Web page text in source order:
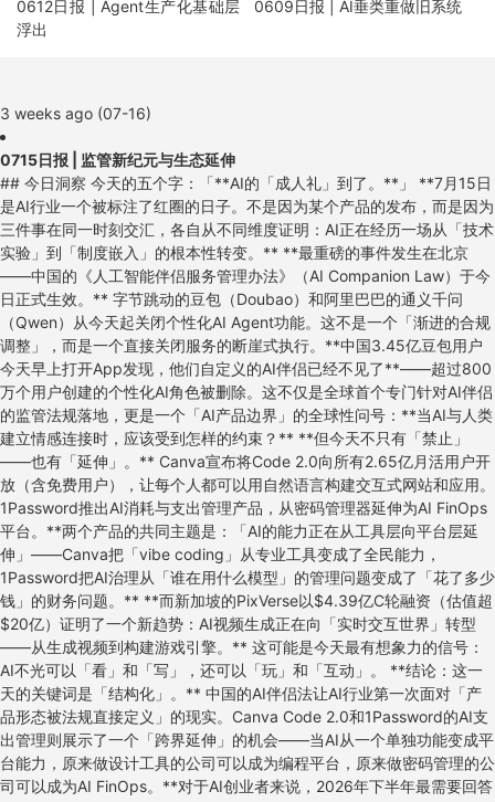
0612日报 | Agent生产化基础层
浮出
0609日报 | AI垂类重做旧系统
3 weeks ago (07-16)
0715日报 | 监管新纪元与生态延伸
## 今日洞察 今天的五个字：「**AI的「成人礼」到了。**」 **7月15日是AI行业一个被标注了红圈的日子。不是因为某个产品的发布，而是因为三件事在同一时刻交汇，各自从不同维度证明：AI正在经历一场从「技术实验」到「制度嵌入」的根本性转变。** **最重磅的事件发生在北京——中国的《人工智能伴侣服务管理办法》（AI Companion Law）于今日正式生效。** 字节跳动的豆包（Doubao）和阿里巴巴的通义千问（Qwen）从今天起关闭个性化AI Agent功能。这不是一个「渐进的合规调整」，而是一个直接关闭服务的断崖式执行。**中国3.45亿豆包用户今天早上打开App发现，他们自定义的AI伴侣已经不见了**——超过800万个用户创建的个性化AI角色被删除。这不仅是全球首个专门针对AI伴侣的监管法规落地，更是一个「AI产品边界」的全球性问号：**当AI与人类建立情感连接时，应该受到怎样的约束？** **但今天不只有「禁止」——也有「延伸」。** Canva宣布将Code 2.0向所有2.65亿月活用户开放（含免费用户），让每个人都可以用自然语言构建交互式网站和应用。1Password推出AI消耗与支出管理产品，从密码管理器延伸为AI FinOps平台。**两个产品的共同主题是：「AI的能力正在从工具层向平台层延伸」——Canva把「vibe coding」从专业工具变成了全民能力，1Password把AI治理从「谁在用什么模型」的管理问题变成了「花了多少钱」的财务问题。** **而新加坡的PixVerse以$4.39亿C轮融资（估值超$20亿）证明了一个新趋势：AI视频生成正在向「实时交互世界」转型——从生成视频到构建游戏引擎。** 这可能是今天最有想象力的信号：AI不光可以「看」和「写」，还可以「玩」和「互动」。 **结论：这一天的关键词是「结构化」。** 中国的AI伴侣法让AI行业第一次面对「产品形态被法规直接定义」的现实。Canva Code 2.0和1Password的AI支出管理则展示了一个「跨界延伸」的机会——当AI从一个单独功能变成平台能力，原来做设计工具的公司可以成为编程平台，原来做密码管理的公司可以成为AI FinOps。**对于AI创业者来说，2026年下半年最需要回答的问题是：你的产品在「禁止」和「延伸」之间，站在哪一边？——你是在监管的灰色地带找机会，还是在能力延伸的蓝海里建围墙？** --- ## 1. [中国AI伴侣法正式生效——豆包与通义千问关闭个性化AI Agent](https://www.scmp.com/tech/big-tech/article/3359482/bytedance-and-alibaba-disable-humanlike-ai-custom-agents-new-rules-loom)（行业洞察 / 全球首个AI伴侣专门法规） ![China AI Companion Law](https://raw.githubusercontent.com/Selei1983/ai-daily-news/main/daily/images/0715-china-ai-law.png) 🔗 链接：[SCMP](https://www.scmp.com/tech/big-tech/article/3359482/bytedance-and-alibaba-disable-humanlike-ai-custom-agents-new-rules-loom) | [Bloomberg](https://www.bloomberg.com/news/articles/2026-07-06/bytedance-alibaba-pull-ai-companions-as-beijing-tightens-rules) | [TechTimes](https://www.techtimes.com/articles/319703/20260704/china-ai-companion-law-arrives-july-15-doubao-qwen-agent-data-will-deleted.htm) | [The Next Web](https://thenextweb.com/news/china-humanlike-ai-agent-rules) **动态**：**今天（7月15日），中国的《人工智能伴侣服务管理办法》正式生效。** 字节跳动向其3.45亿豆包用户发送通知：个性化AI Agent功能即日起关闭，用户创建的自定义AI角色（超过800万个）将被删除。阿里巴巴的通义千问同步执行类似调整。用户需在7月15日前导出聊天记录，逾期数据将被删除。该法规由中国国家互联网信息办公室（CAC）发布，被业内称为「全球首个针对AI伴侣的专门立法」。 **做什么的**：AI伴侣服务——那些能与用户建立长期情感关系的AI聊天机器人（类似Character.ai、Replika的模式）——在中国被纳入专门监管框架。法规的核心要求：禁止为未成年人提供AI伴侣服务；禁止AI伴侣进行「诱导性情感互动」；服务提供商必须对AI对话进行内容审核；建立未成年人防沉迷机制。ByteDance和Alibaba选择了「一刀切」式的合规——直接关闭功能而非调整功能，因为「部分合规」的风险高于「完全下线」。 **为什么值得关注**： - **全球AI监管的「中国实验」今天正式开始。** 这不是一部「框架性法律」——它是针对一个具体AI产品类别的**执行性行政规章**。**这意味着：中国监管机构认为AI伴侣不是一个技术功能，而是一个应该被单独监管的「产品类别」。** 这个思路与欧盟的AI Act将AI系统按风险等级分类类似，但在执行层面更加激进——不是「设定安全标准让产品合规运行」，而是「直接关闭不符合法规的产品形态」。**对于全球AI创业者，这是一个范式级的信号：监管机构正在学习如何精准打击特定产品形态，而不仅仅是设定通用安全标准。** 如果你的AI产品涉及情感陪伴、虚拟角色、儿童互动——现在就应该开始看中国的法规文本，因为其他国家的监管机构也会参考。 - **3.45亿用户的产品功能被直接关闭——这是一个「监管价值」vs「用户价值」的终极测试。** 豆包是中国最受欢迎的AI聊天应用，3.45亿月活用户。**当监管要求关闭一个用户使用的功能时，用户怎么反应？** 这将是AI行业第一次大规模观察「用户对AI监管的态度」——如果用户反弹强烈，它会影响其他国家的监管者；如果用户平静接受（或者转移到其他合规产品），它将为其他国家提供「AI情感关系立法是可行的」的证据。**对于聚焦AI伴侣赛道的创业者来说，中国市场的这个实验是你们必须跟踪的实时案例研究。** - **法规生效时机与OpenAI的家庭化战略形成镜像。** 上周OpenAI刚刚招聘家庭产品经理（准备将ChatGPT推向家庭场景），本周中国就禁止了AI伴侣服务中的情感互动。**一个是「AI进入家庭」，一个是「AI离开家庭」——两个世界对同一问题的不同回答。** 这清晰地展示了跨文化AI监管的分歧：中国选择「限制AI的情感连接」，美国选择（至少目前）「通过公司自我监管来管理AI的情感影响」。**对于全球化的AI创业者，这意味着你的产品可能需要「监管多版本」——在中国合规版本、在美国可信任版本、在欧盟安全版本。** - **数据删除条款是所有AI SaaS产品的「合规边界」警示。** 法规要求服务提供商在新规生效后删除用户的AI伴侣数据和聊天记录——除非用户主动导出。**这意味着AI伴侣服务不是「暂停」，而是「删除」——用户与AI建立的情感连接，不仅仅是沟通中断，而是记忆被删除。** 这对所有涉及用户长期数据的AI产品都是一个警示：你的用户数据管理策略需要为「监管导致的删除」做好准备。 - 对创业者的启发： **① 如果你在做AI伴侣/情感陪伴类产品，现在是时候研究中国的法规文本了——它不仅决定了中国市场的规则，也可能被其他国家借鉴；② 「AI伴侣」这个产品品类的合规成本正在急剧上升——创业公司需要评估「做AI伴侣」在2026年下半年的合规可行性；③ 中国3.45亿豆包用户「失去」AI伴侣后去哪里？——如果有一个合规的替代产品出现，将获得巨大的用户迁移红利；④ 这个事件说明：AI监管不再是「未来的问题」，而是「今天的问题」——每个AI创业者都应该在产品规划中纳入「监管情景分析」。** **类比参考**：**「AI行业的「未成年人保护法」时刻 / 从「无监管的野生长跑」到「划好跑道的标准赛」」** --- ## 2. [Canva Code 2.0向所有用户开放——AI网站构建进入「全民时代」](https://venturebeat.com/technology/canva-launches-code-2-0-offering-ai-website-building-to-every-user-including-free-accounts)（新产品 / Canva的「vibe coding」全面进攻） ![Canva Code 2.0](https://raw.githubusercontent.com/Selei1983/ai-daily-news/main/daily/images/canva-code.png) 🔗 链接：[VentureBeat](https://venturebeat.com/technology/canva-launches-code-2-0-offering-ai-website-building-to-every-user-including-free-accounts) | [Canva官方](https://www.canva.com/newsroom/news/Canva-Code/) | [9to5Mac](https://9to5mac.com/2026/07/14/canva-code-2-0-adds-visual-editing-html-imports-and-real-time-collaboration/) **动态**：7月14日，Canva正式发布 **Code 2.0**——AI驱动的网站和应用构建工具的全面升级。**核心变化：Code 2.0向所有2.65亿月活用户开放，包括免费用户。** 新增功能包括：拖拽式可视化编辑、HTML代码导入、生成速度提升75%、超过50个全新交互模板、以及将编码项目直接嵌入到设计项目中的能力。CEO Danny Wu在VentureBeat采访中明确表示：「我们瞄准的是非技术用户——Canva Code不是给开发者用的工具。」 **做什么的**：Canva Code 2.0是一个「一句话生成交互式网站」的工具。用户用自然语言描述需求（如「创建一个活动注册页面，包含时间和地点」），AI即时生成完整的交互式网站，然后用户可以直接在Canva熟悉的拖拽界面上修改文字、替换图片、调整颜色——不需要接触任何代码。竞争对手包括Lovable（年化ARR约$4亿）、Replit（估值$90亿）和Bolt.new。 **为什么值得关注**： - **Canva的入场方式很聪明——不是「更好的代码生成器」，而是「更低的使用门槛」。** 所有竞品（Lovable、Replit、Bolt）的核心卖点是「更智能的代码生成」——更快、更准确的AI编码。但Canva的差异化策略是「生成的输出更好看、更容易编辑」。**Danny Wu在采访中说得非常直白：「大多数vibe coding工具到「功能可用」就停了——但输出看起来千篇一律。」** Canva的核心竞争力在于它的2.65亿用户已经熟悉其编辑界面、拥有1.2亿+的设计模板和素材库。**对于AI创业者，这是一个关于「存量资产的AI化再利用」的案例——你的已有用户基础、设计资产和品牌认知，是你在AI时代转型的最强护城河。** - **将「vibe coding」从$4.7亿市场扩展到全民能力的规模效应。** Canva将Code 2.0免费开放给所有用户，意味着一个2.65亿用户的「AI编程能力」瞬间被激活。**Lovable年化ARR达到$4亿用了两年，Replit达到$10亿估值用了一年半——但Canva有2.65亿「已经活跃在平台上」的用户。** 这不仅仅是「用户基数优势」——Canva拥有的是**已经在平台上创作的用户**，他们已经习惯了用Canva制作PPT、海报、社交图片，现在他们可以「自然地」开始制作网站。**对于AI创业者来说，「上下文扩展」（从你已有的使用场景扩展到AI能力的场景）可能比「从零获取用户」更高效。** - **Canva vs. Microsoft/Google的「创作平台战争」。** Canva的「设计→编码」延伸，和Microsoft的「Copilot→Agent」延伸、Google的「Workspace→Gemini」延伸是同一场竞争。**每一家都在把自己的「用户入口」变成一个「AI能力平台」**——Canva在设计入口上加编码能力，Microsoft在办公入口上加AI Agent能力，Google在搜索入口上加生成式AI能力。**对于AI创业者，这提出了一个尖锐的定位问题：你的产品是「独立能力」（可以被嵌入任何平台），还是「平台能力」（吸引用户进入特定生态）？** - **生成速度提升75%和编辑体验是可量化的产品壁垒。** 大多数vibe coding产品的问题是「第一次生成很快，但修改很慢」——用户需要重新输入prompt来微调。Canva Code 2.0的拖拽编辑模式解决了这个痛点：你可以在生成的网站上直接拖放图片、修改文字、调整颜色。**这个「生成后的编辑体验」可能是比「生成速度」更重要的壁垒——因为用户实际的工作流是「生成→微调→发布→再微调」，而不仅仅是「一次生成就发布」。** - 对创业者的启发： **① Canva Code 2.0证明了一个趋势：AI能力正在从「专业级」向「全民级」扩散——如果你的产品目前只服务技术用户，是时候考虑「非技术用户的一键版本」了；② 「编辑体验」可能比「生成能力」更重要——用户的真实工作流是迭代式的，不是一次性的；③ Canva的策略验证了一个增长飞轮：2.65亿存量用户 + 新AI能力 = 瞬间激活的规模化；④ 如果你在vibe coding赛道竞争，Canva的入场意味着市场从「蓝海」变成了「红海」——差异化必须从「更好的编码」转向「更好的完整体验」。** **类比参考**：**「编程的「Canva化」/ 从「word processor」（打字机）到「page maker」（排版大师）再到「site maker」（建站工具）的范式迁移」** --- ## 3. [1Password推出AI支出管理——从密码管理器到AI FinOps](https://venturebeat.com/security/1password-moves-into-ai-cost-management-betting-that-token-spend-is-the-next-enterprise-budget-crisis)（新产品 / AI消费治理的新品类） ![1Password AI Cost Management](https://raw.githubusercontent.com/Selei1983/ai-daily-news/main/daily/images/1password-ai-cost.png) 🔗 链接：[VentureBeat](https://venturebeat.com/security/1password-moves-into-ai-cost-management-betting-that-token-spend-is-the-next-enterprise-budget-crisis) | [1Password官方](https://1password.com/) **动态**：7月14日，1Password发布了名为 **AI Spend and Consumption Management** 的新产品——面向IT和财务团队的统一仪表盘，实时追踪企业各部门在Anthropic、Cursor、OpenAI等AI服务商的token级消耗和支出。现为公开预览版，秋季正式上量。**现有1Password SaaS Manager客户可直接激活使用，无需额外付费。** 1Password CFO Greg Henry在接受VentureBeat专访时说：「AI的消耗式定价与传统的按座位年度定价完全不同——开发者消耗token的速度，传统的预算管理流程根本跟不上。」 **做什么的**：1Password AI支出管理连接AI供应商API，自动拉取每日token消耗数据，将其标准化到统一仪表盘中，并允许组织按供应商设定消费上限、通过Slack/邮件设置阈值告警、按团队/用户/供应商/模型维度分析支出。核心洞察：AI token消耗的增长速度与2010年代云计算消耗式定价的爆发如出一辙——当时催生了CloudHealth、Spot.io、Apptio等数十亿美元的FinOps公司，现在AI FinOps正在经历同样的爆发前夜。 **为什么值得关注**： - **1Password的「跨界延伸」是一个教科书级别的「存量客户×新需求」策略。** 1Password起家于密码管理器，三年前开始向身份安全和SaaS治理平台转型。**现在它进入AI支出管理——这不是一次「从零开始的创业」，而是「向现有企业客户（已信赖1Password的安全管理）销售AI管理工具」。** 对于AI创业者来说，1Password的策略有三个值得学习的点：① 利用已有客户信任（安全→财务的信任延伸）；② 利用已有平台集成（SaaS Manager客户的零摩擦激活）；③ 切入一个「没有领导者」的新品类（AI FinOps尚无明确的品类巨头）。 **「跨界延伸」不是「多元化」——它必须建立在已有核心能力（SaaS治理、API集成、企业级安全）之上。** - **AI FinOps正在成为一个确定性的SaaS品类。** 高盛预测AI Agent的token消耗将在2030年前增长24倍。**当一家$65亿估值的公司（1Password在2022年融资$1亿时估值约$65亿）决定将AI支出管理作为核心产品线时，这不再是一个实验——它是一个被验证的商业逻辑。** AI FinOps的参照系是云计算FinOps（2010年代）：CloudHealth被VMware以$5亿收购、Apptio以$39亿被收购、Spot.io被NetApp以$4.5亿收购。**AI FinOps市场的规模可能比云FinOps更大——因为AI token的消耗模式比云资源更复杂、更细粒度、更难预测。** - **「供应商限定额度」是这个产品最有趣的功能。** 大多数AI支出管理工具只提供「可视化」——告诉你花了多少钱。1Password的AI支出管理则允许设置「按供应商的消费上限」——超过上限的系统行为是什么？（告警、自动降级模型、还是直接切断API？）**这个「执行层」的功能是1Password相对于纯数据可视化工具的核心差异化——它不是只做「看板」，而是做「管理面板」。** 对于做企业AI治理产品的创业者来说，「从看到管」是产品从「好用的工具」到「必须的工具」的关键一步。 - **CFO的发言揭示了企业AI采购的结构性盲区。** Henry指出：「开发者正在以传统预算无法规划的方式消耗token——IT和财务团队被要求预测和证明AI投资的合理性，但没有清晰的数据支撑。」**这指向了一个更根本的问题：AI的采购模式仍然是「开发者自助式」的，而非「企业治理式」的。** 开发者用公司信用卡注册OpenAI/Cursor账号，月底财务看到一张大额账单才意识到发生了什么。**这个「影子AI」（Shadow AI）问题正在取代2010年代的「影子IT」成为企业IT治理的新挑战。** - 对创业者的启发： **① AI FinOps（AI财务运营）是2026年下半年最确定的SaaS创业方向之一——如果你在考虑B2B AI的切入点，监控、管理、优化AI支出是一个比构建AI Agent本身更不拥挤的赛道（参照云FinOps的历史）；② 「从看到管」的产品演进路径值得学习——先帮客户「知道花了多少钱」，再帮他们「控制花多少钱」；③ 1Password的「供应商连接」模式是AI FinOps的标准架构——每个供应商提供API，通过标准化层统一展示；④ 影子AI（Shadow AI）问题可能催生另一个产品品类：AI支出合规——不仅仅是花了多少钱，而是「谁在什么时候授权了什么AI支出」。** **类比参考**：**「AI的「云计算FinOps」时刻 / 从密码管家到AI账房先生的自然进化」** --- ## 4. [PixVerse $4.39亿C轮融资——AI视频生成向「实时交互世界」转型](https://techcrunch.com/2026/07/13/video-generation-startup-pixverse-raises-439m-valuation-soars-past-2b/)（融资 / AI视频生成到游戏引擎的跃迁） ![PixVerse](https://raw.githubusercontent.com/Selei1983/ai-daily-news/main/daily/images/0715-pixverse.png) 🔗 链接：[TechCrunch](https://techcrunch.com/2026/07/13/video-generation-startup-pixverse-raises-439m-valuation-soars-past-2b/) | [TechNode](https://technode.global/2026/07/14/ai-video-generation-platform-pixverse-raises-439m-series-c-to-build-real-time-interactive-worlds-game-engine/) | [AI Weekly](https://aiweekly.co/alerts/pixverse-closes-439m-series-c-extension-at-2b-valuation) **融资信息**：**$4.39亿 Series C扩展轮**，估值超过 **$20亿**。新增投资者包括阿里巴巴、Lollapalooza Capital、Ivy Capital、Grand Mount Capital、Eastern Bell Capital、Mirae Asset、BlueFocus、CloudAlpha。融资用途：从AI视频生成扩展到**实时交互世界构建和游戏引擎**。公司披露已有1.5亿注册用户、1500万月活用户。 **做什么的**：PixVerse是一家总部位于新加坡的AI视频生成平台，2023年成立。核心产品可将文字和图片转换为视频。**但本轮融资的关键信息是：PixVerse正在从「AI视频生成」向「实时交互世界引擎」转型——用户可以用自然语言创建可以实时交互的3D世界，而不仅仅是生成预渲染的视频片段。** 这实质上是一个「AI原生游戏引擎」的野心——用AI取代Unity/Unreal的手工资产创建和场景构建流程。 **为什么值得关注**： - **「从视频到世界」的跃迁是一个AI产品演化的重要观察案例。** 过去两年，AI视频生成赛道（Sora、Runway、Pika、Kling、PixVer